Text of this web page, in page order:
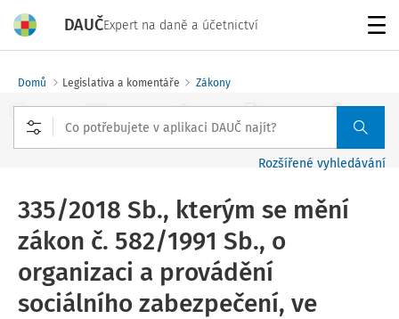
DAUČExpert na daně a účetnictví
Domů Legislativa a komentáře Zákony
Rozšířené vyhledávání
335/2018 Sb., kterým se mění
zákon č. 582/1991 Sb., o
organizaci a provádění
sociálního zabezpečení, ve